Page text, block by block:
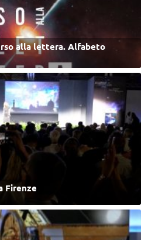
alla lettera. Alfabeto
Firenze